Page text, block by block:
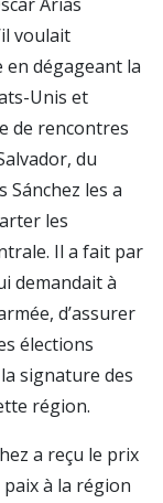
voulait
dégageant la
Unis et
de rencontres
du
Sánchez les a
les
Il a fait par
demandait à
d’assurer
élections
signature des
région.
a reçu le prix
à la région